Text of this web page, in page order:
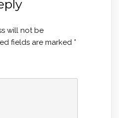
will not be
fields are marked *